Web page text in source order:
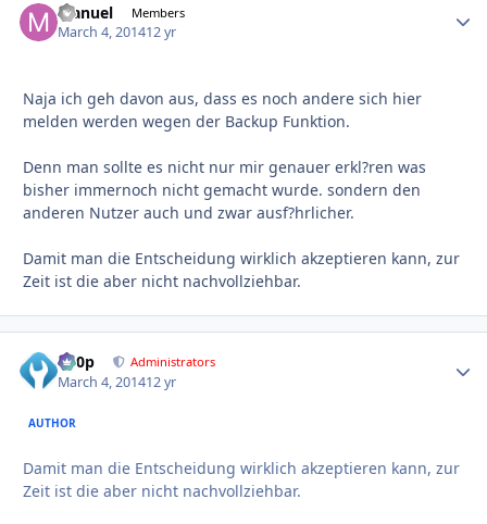
Manuel Members
March 4, 201412 yr
Naja ich geh davon aus, dass es noch andere sich hier
melden werden wegen der Backup Funktion.
Denn man sollte es nicht nur mir genauer erkl?ren was
bisher immernoch nicht gemacht wurde. sondern den
anderen Nutzer auch und zwar ausf?hrlicher.
Damit man die Entscheidung wirklich akzeptieren kann, zur
Zeit ist die aber nicht nachvollziehbar.
d00p Administrators
March 4, 201412 yr
AUTHOR
Damit man die Entscheidung wirklich akzeptieren kann, zur
Zeit ist die aber nicht nachvollziehbar.